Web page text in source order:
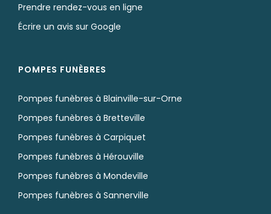
Prendre rendez-vous en ligne
Écrire un avis sur Google
POMPES FUNÈBRES
Pompes funèbres à Blainville-sur-Orne
Pompes funèbres à Bretteville
Pompes funèbres à Carpiquet
Pompes funèbres à Hérouville
Pompes funèbres à Mondeville
Pompes funèbres à Sannerville